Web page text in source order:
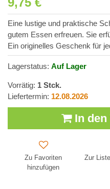
Eine lustige und praktische
gutem Essen erfreuen. Sie
Ein originelles Geschenk für
Lagerstatus: Auf Lager
Vorrätig: 1 Stck.
Liefertermin: 12.08.2026
In den
Zu Favoriten
hinzufügen
Zur